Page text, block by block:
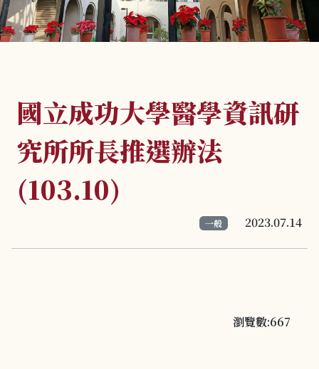
國立成功大學醫學資訊研
究所所長推選辦法
(103.10)
一般 2023.07.14
瀏覽數:667